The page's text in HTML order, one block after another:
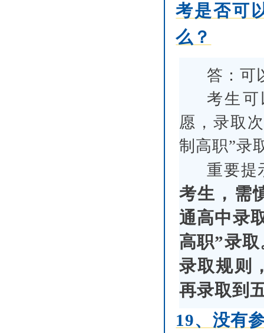
考是否可
么？
答：可
考生
愿，录取
制高职”录
重要提
考生，需
通高中录
高职”录
录取规则
再录取到
19、没有